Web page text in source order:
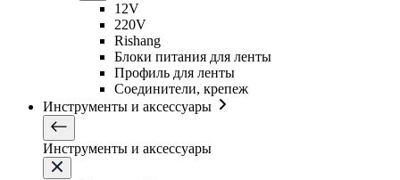
12V
220V
Rishang
Блоки питания для ленты
Профиль для ленты
Соединители, крепеж
Инструменты и аксессуары
Инструменты и аксессуары